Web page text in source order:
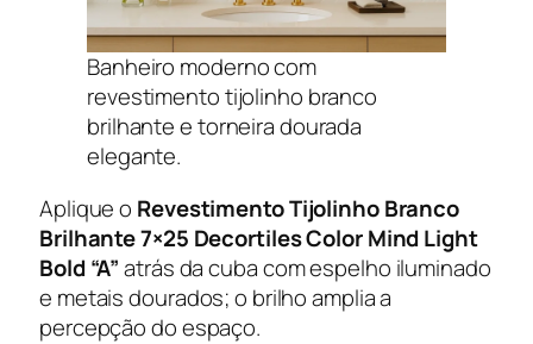
Banheiro moderno com
revestimento tijolinho branco
brilhante e torneira dourada
elegante.
Aplique o Revestimento Tijolinho Branco
Brilhante 7×25 Decortiles Color Mind Light
Bold “A”atrás da cuba com espelho iluminado
e metais dourados; o brilho amplia a
percepção do espaço.